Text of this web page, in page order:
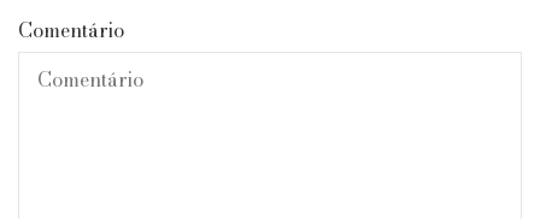
Comentário